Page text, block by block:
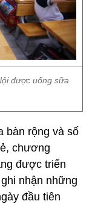
được uống sữa
bàn rộng và số
chương
được triển
nhận những
đầu tiên